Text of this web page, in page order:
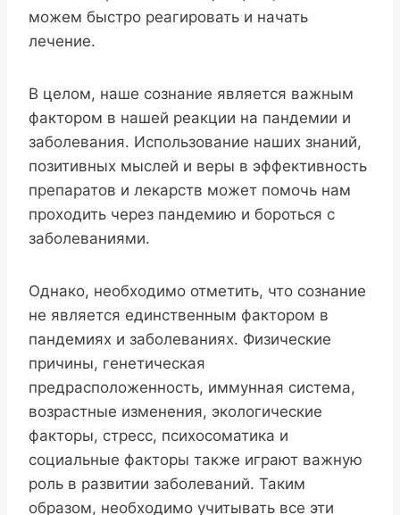
можем быстро реагировать и начать
лечение.
В целом, наше сознание является важным
фактором в нашей реакции на пандемии и
заболевания. Использование наших знаний,
позитивных мыслей и веры в эффективность
препаратов и лекарств может помочь нам
проходить через пандемию и бороться с
заболеваниями.
Однако, необходимо отметить, что сознание
не является единственным фактором в
пандемиях и заболеваниях. Физические
причины, генетическая
предрасположенность, иммунная система,
возрастные изменения, экологические
факторы, стресс, психосоматика и
социальные факторы также играют важную
роль в развитии заболеваний. Таким
образом, необходимо учитывать все эти